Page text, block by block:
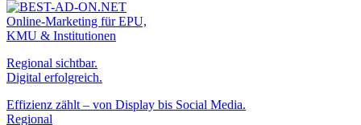
Online-Marketing für EPU,
KMU & Institutionen
Regional sichtbar.
Digital erfolgreich.
Effizienz zählt – von Display bis Social Media.
Regional